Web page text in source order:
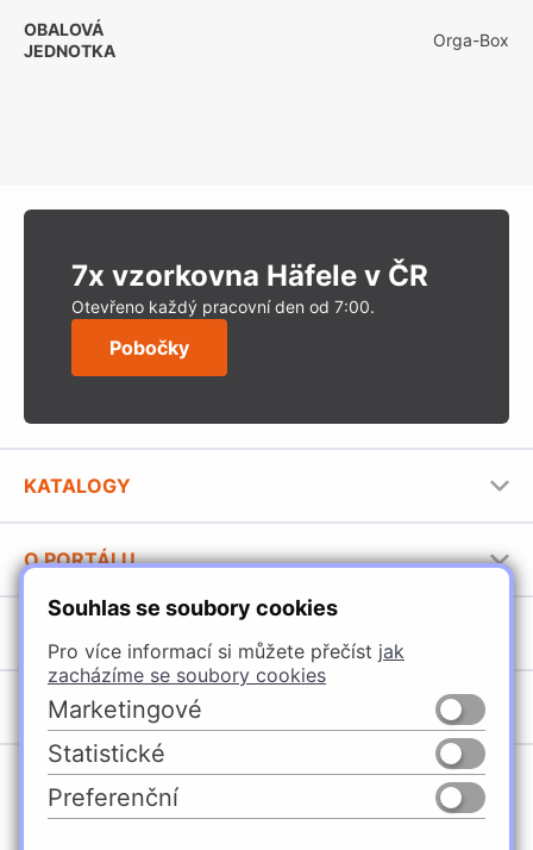
Souhlas se soubory cookies
Pro více informací si můžete přečíst jak
zacházíme se soubory cookies
Marketingové
Statistické
Preferenční
OBALOVÁ
JEDNOTKA
Orga-Box
7x vzorkovna Häfele v ČR
Otevřeno každý pracovní den od 7:00.
Pobočky
KATALOGY
Stavební katalog Häfele
Brožury Häfele
O PORTÁLU
Provozovatel portálu
Jak používat portál
Úchytky
Nábytkové kování
Vybavení kuchyní
Osvětlení a elektro
POBOČKY
Domašín
Vyškov